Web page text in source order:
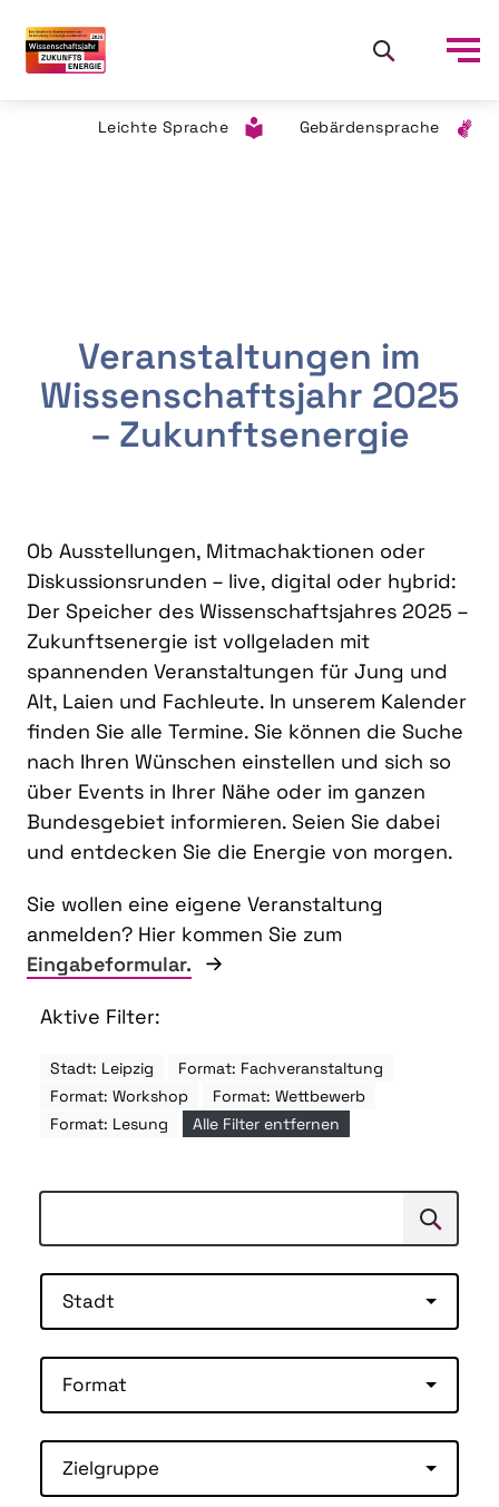
Leichte Sprache Gebärdensprache
Veranstaltungen im
Wissenschaftsjahr 2025
– Zukunftsenergie
Ob Ausstellungen, Mitmachaktionen oder
Diskussionsrunden – live, digital oder hybrid:
Der Speicher des Wissenschaftsjahres 2025 –
Zukunftsenergie ist vollgeladen mit
spannenden Veranstaltungen für Jung und
Alt, Laien und Fachleute. In unserem Kalender
finden Sie alle Termine. Sie können die Suche
nach Ihren Wünschen einstellen und sich so
über Events in Ihrer Nähe oder im ganzen
Bundesgebiet informieren. Seien Sie dabei
und entdecken Sie die Energie von morgen.
Sie wollen eine eigene Veranstaltung
anmelden? Hier kommen Sie zum
Eingabeformular.
Aktive Filter:
Stadt: Leipzig
Format: Fachveranstaltung
Format: Workshop
Format: Wettbewerb
Format: Lesung
Alle Filter entfernen
Suchen
Stadt
Format
Zielgruppe